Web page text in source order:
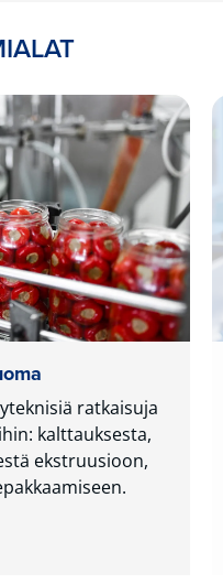
ratkaisuja
kalttauksesta,
ekstruusioon,